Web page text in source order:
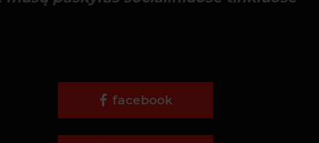
facebook